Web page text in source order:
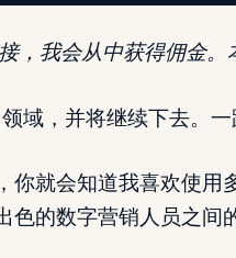
，我会从中获得佣金。
域，并将继续下去。
你就会知道我喜欢使用
色的数字营销人员之间